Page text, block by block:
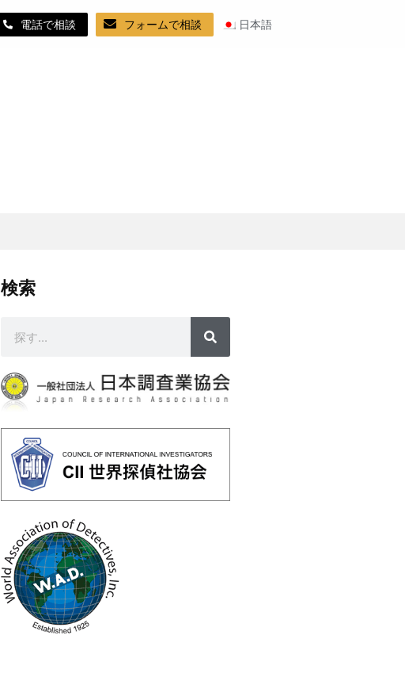
電話で相談 フォームで相談 日本語
検索